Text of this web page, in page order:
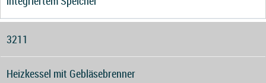
3211
Heizkessel mit Gebläsebrenner